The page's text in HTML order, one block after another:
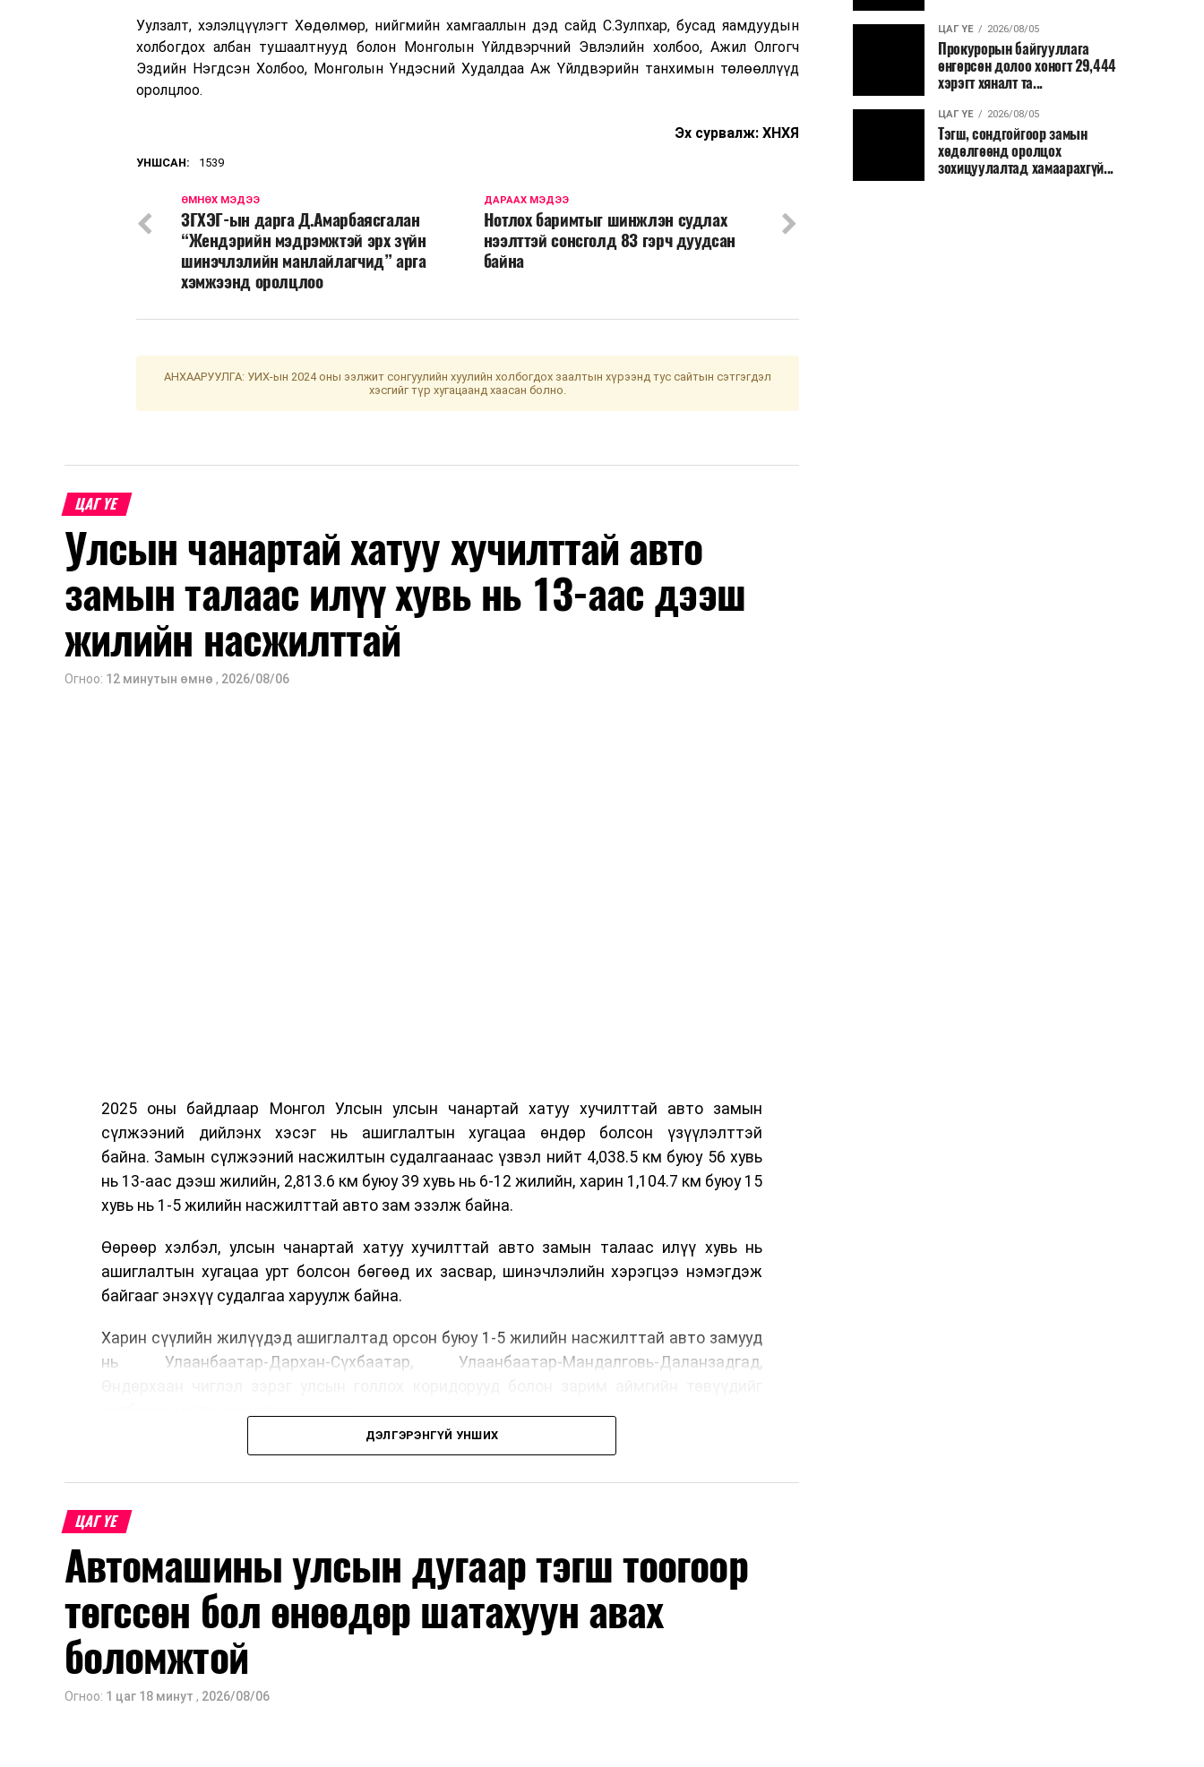
Уулзалт, хэлэлцүүлэгт Хөдөлмөр, нийгмийн хамгааллын дэд сайд С.Зулпхар, бусад яамдуудын
холбогдох албан тушаалтнууд болон Монголын Үйлдвэрчний Эвлэлийн холбоо, Ажил Олгогч
Эздийн Нэгдсэн Холбоо, Монголын Үндэсний Худалдаа Аж Үйлдвэрийн танхимын төлөөллүүд
оролцлоо.
Эх сурвалж: ХНХЯ
УНШСАН: 1539
ДАРААХ МЭДЭЭ
Нотлох баримтыг шинжлэн судлах
нээлттэй сонсголд 83 гэрч дуудсан
байна
ӨМНӨХ МЭДЭЭ
ЗГХЭГ-ын дарга Д.Амарбаясгалан
“Жендэрийн мэдрэмжтэй эрх зүйн
шинэчлэлийн манлайлагчид” арга
хэмжээнд оролцлоо
АНХААРУУЛГА: УИХ-ын 2024 оны ээлжит сонгуулийн хуулийн холбогдох заалтын хүрээнд тус сайтын сэтгэгдэл
хэсгийг түр хугацаанд хаасан болно.
ЦАГ ҮЕ
Улсын чанартай хатуу хучилттай авто
замын талаас илүү хувь нь 13-аас дээш
жилийн насжилттай
Огноо: 12 минутын өмнө , 2026/08/06
2025 оны байдлаар Монгол Улсын улсын чанартай хатуу хучилттай авто замын
сүлжээний дийлэнх хэсэг нь ашиглалтын хугацаа өндөр болсон үзүүлэлттэй
байна. Замын сүлжээний насжилтын судалгаанаас үзвэл нийт 4,038.5 км буюу 56 хувь
нь 13-аас дээш жилийн, 2,813.6 км буюу 39 хувь нь 6-12 жилийн, харин 1,104.7 км буюу 15
хувь нь 1-5 жилийн насжилттай авто зам эзэлж байна.
Өөрөөр хэлбэл, улсын чанартай хатуу хучилттай авто замын талаас илүү хувь нь
ашиглалтын хугацаа урт болсон бөгөөд их засвар, шинэчлэлийн хэрэгцээ нэмэгдэж
байгааг энэхүү судалгаа харуулж байна.
Харин сүүлийн жилүүдэд ашиглалтад орсон буюу 1-5 жилийн насжилттай авто замууд
нь Улаанбаатар-Дархан-Сүхбаатар, Улаанбаатар-Мандалговь-Даланзадгад,
Авто замын насжилтыг тогтмол үнэлж, их засвар, ээлжит засвар арчлалтын ажлыг
төлөвлөхөд чухал ач холбогдолтойг албаныхан хэлж байна
ДЭЛГЭРЭНГҮЙ УНШИХ
ЦАГ ҮЕ
Автомашины улсын дугаар тэгш тоогоор
төгссөн бол өнөөдөр шатахуун авах
боломжтой
Огноо: 1 цаг 18 минут , 2026/08/06
ЦАГ ҮЕ 2026/08/05
Прокурорын байгууллага
өнгөрсөн долоо хоногт 29,444
хэрэгт хяналт та...
ЦАГ ҮЕ 2026/08/05
Тэгш, сондгойгоор замын
хөдөлгөөнд оролцох
зохицуулалтад хамаарахгүй...